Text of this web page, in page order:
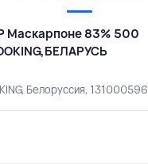
Маскарпоне 83% 500
Белоруссия, 131000596